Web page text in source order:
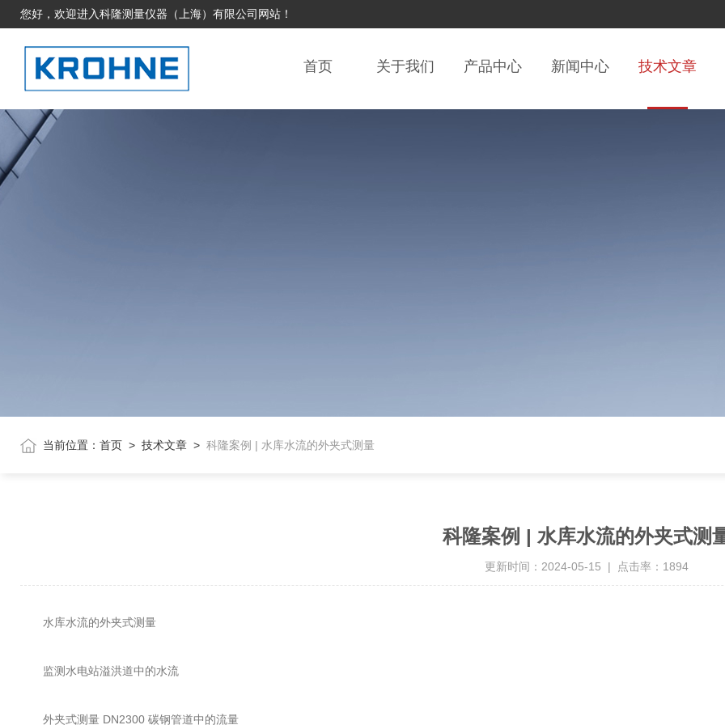
您好，欢迎进入科隆测量仪器（上海）有限公司网站！
首页 关于我们 产品中心 新闻中心 技术文章
当前位置： 首页 > 技术文章 > 科隆案例 | 水库水流的外夹式测量
科隆案例 | 水库水流的外夹式测
更新时间：2024-05-15 | 点击率：1894
水库水流的外夹式测量
监测水电站溢洪道中的水流
外夹式测量 DN2300 碳钢管道中的流量